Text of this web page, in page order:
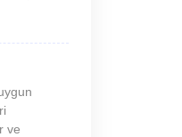
ve